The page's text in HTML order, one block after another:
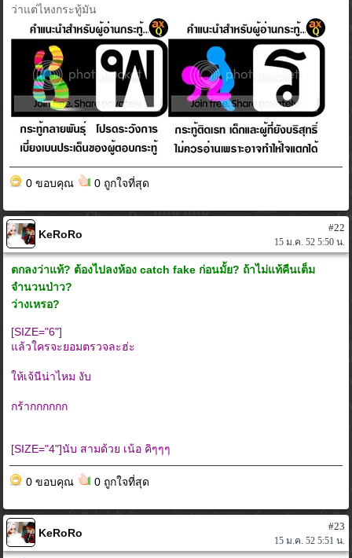
ว่าแต่ไหงกระทู้มัน
0 ขอบคุณ 0 ถูกใจที่สุด
KeRoRo
#22
15 ม.ค. 52 5:50 น.
ตกลงว่าแท้? ต้องไปลงห้อง catch fake ก่อนมั้ย? ถ้าไม่แท้คืนเต็ม
จำนวนป่าว?
ว่างเหรอ?
[SIZE="6"]
แล้วใครจะยอมตรวจละฮ่ะ
ให้เจ้นีน่าไหม งับ
กร้ากกกกกก
[SIZE="4"]นับ สามด้วย เน้อ คิๆๆๆ
0 ขอบคุณ 0 ถูกใจที่สุด
KeRoRo
#23
15 ม.ค. 52 5:51 น.